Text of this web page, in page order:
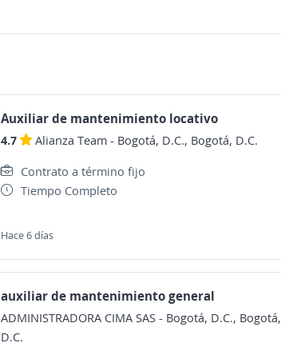
Auxiliar de mantenimiento locativo
4.7 Alianza Team - Bogotá, D.C., Bogotá, D.C.
Contrato a término fijo
Tiempo Completo
Hace 6 días
auxiliar de mantenimiento general
ADMINISTRADORA CIMA SAS - Bogotá, D.C., Bogotá,
D.C.